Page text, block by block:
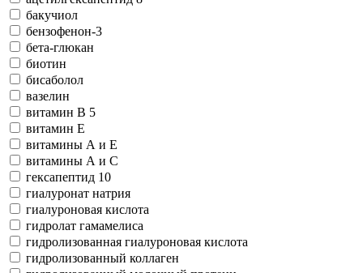
бакучиол
бензофeнон-3
бета-глюкан
биотин
бисаболол
вазелин
витамин В 5
витамин Е
витамины А и Е
витамины А и С
гексапептид 10
гиалуронат натрия
гиалуроновая кислота
гидролат гамамелиса
гидролизованная гиалуроновая кислота
гидролизованный коллаген